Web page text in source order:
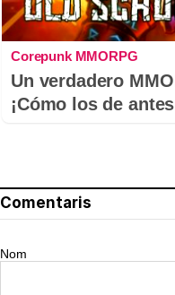
Corepunk MMORPG
Un verdadero
¡Cómo los de
Comentaris
Nom